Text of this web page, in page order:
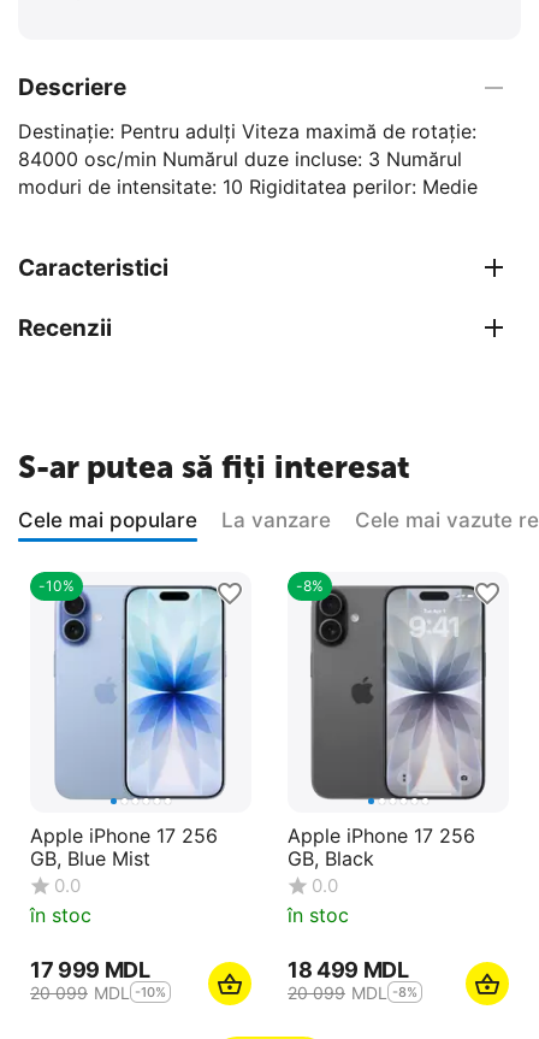
Descriere
Destinație: Pentru adulți Viteza maximă de rotație:
84000 osc/min Numărul duze incluse: 3 Numărul
moduri de intensitate: 10 Rigiditatea perilor: Medie
Caracteristici
Recenzii
S-ar putea să fiți interesat
Cele mai populare La vanzare Cele mai vazute
-10%
Apple iPhone 17 256
GB, Blue Mist
0.0
în stoc
17 999 MDL
20 099 MDL -10%
-8%
Apple iPhone 17 256
GB, Black
0.0
în stoc
18 499 MDL
20 099 MDL -8%